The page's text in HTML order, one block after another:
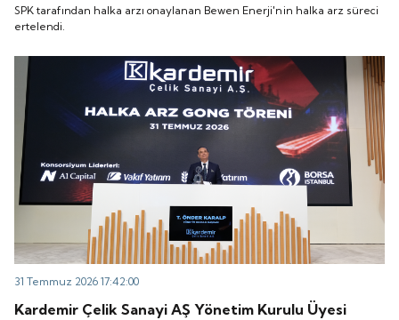
SPK tarafından halka arzı onaylanan Bewen Enerji'nin halka arz süreci
ertelendi.
31 Temmuz 2026 17:42:00
Kardemir Çelik Sanayi AŞ Yönetim Kurulu Üyesi